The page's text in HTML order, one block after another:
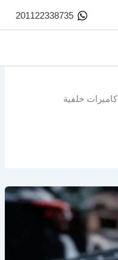
201122338735
كاميرات خلفية